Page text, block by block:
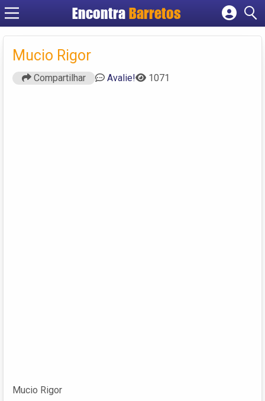
Encontra Barretos
Cadastrar empresa
Mucio Rigor
Compartilhar Avalie! 1071
Mucio Rigor